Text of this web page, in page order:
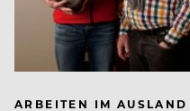
ARBEITEN IM AUSLAND